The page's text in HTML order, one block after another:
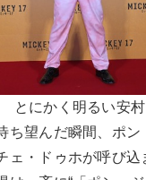
とにかく明るい安村
ち望んだ瞬間、ポ
ェ・ドゥホが呼び